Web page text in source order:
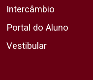
Intercâmbio
Portal do Aluno
Vestibular